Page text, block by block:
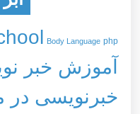
Body Language php
آموزش خبر
خبرنویسی در